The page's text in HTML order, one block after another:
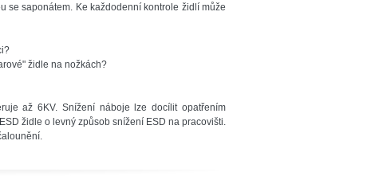
se saponátem. Ke každodenní kontrole židlí může
židle na nožkách?
až 6KV. Snížení náboje lze docílit opatřením
židle o levný způsob snížení ESD na pracovišti.